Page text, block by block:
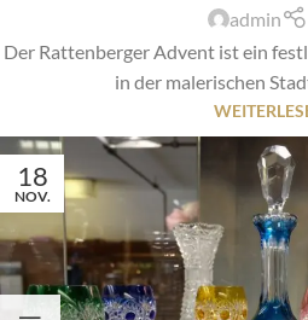
admin
Der Rattenberger Advent ist ein
in der malerischen
18
NOV.